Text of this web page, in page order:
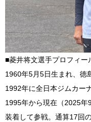
■菱井将文選手プロフィー
1960年5月5日生まれ、徳
1992年に全日本ジムカー
1995年から現在（2025年
装着して参戦。通算17回